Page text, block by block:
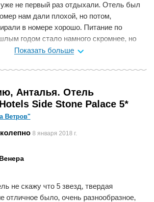
не первый раз отдыхали. Отель был
нам дали плохой, но потом,
в номере хорошо. Питание по
годом стало намного скромнее, но
Пляж отличный, вход в воду очень
Превосходные анимации были каждый
0
Показать больше
Анталья. Отель
Side Stone Palace 5*
Ветров"
8 января 2018 г.
не скажу что 5 звезд, твердая
отличное было, очень разнообразное,